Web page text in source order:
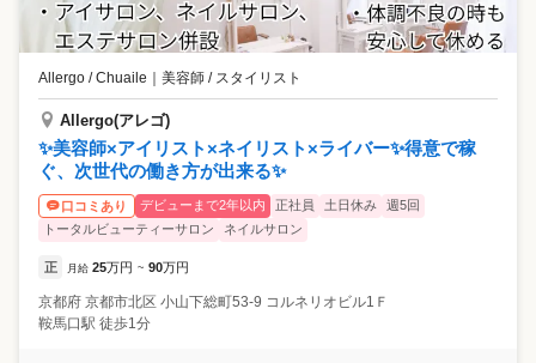
Allergo / Chuaile ｜ 美容師 / スタイリスト
Allergo(アレゴ)
✨美容師×アイリスト×ネイリスト×ライバー✨得意で稼
ぐ、次世代の働き方が出来る✨
口コミあり デビューまで2年以内 正社員 土日休み
週5回
トータルビューティーサロン
ネイルサロン
正 月給 25万円 ~ 90万円
京都府 京都市北区 小山下総町53-9 コルネリオビル1Ｆ
鞍馬口駅 徒歩1分